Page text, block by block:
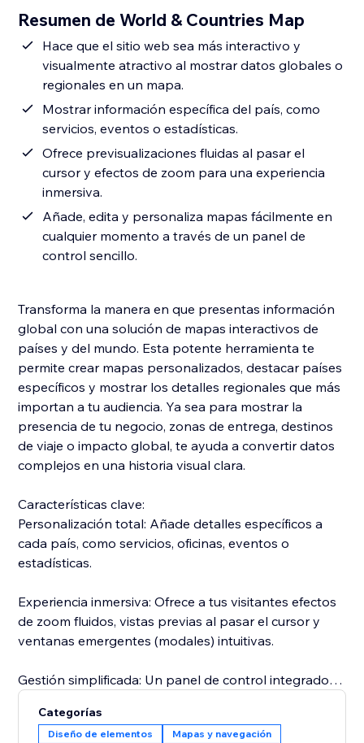
Resumen de World & Countries Map
Hace que el sitio web sea más interactivo y
visualmente atractivo al mostrar datos globales o
regionales en un mapa.
Mostrar información específica del país, como
servicios, eventos o estadísticas.
Ofrece previsualizaciones fluidas al pasar el
cursor y efectos de zoom para una experiencia
inmersiva.
Añade, edita y personaliza mapas fácilmente en
cualquier momento a través de un panel de
control sencillo.
Transforma la manera en que presentas información
global con una solución de mapas interactivos de
países y del mundo. Esta potente herramienta te
permite crear mapas personalizados, destacar países
específicos y mostrar los detalles regionales que más
importan a tu audiencia. Ya sea para mostrar la
presencia de tu negocio, zonas de entrega, destinos
de viaje o impacto global, te ayuda a convertir datos
complejos en una historia visual clara.
Características clave:
Personalización total: Añade detalles específicos a
cada país, como servicios, oficinas, eventos o
estadísticas.
Experiencia inmersiva: Ofrece a tus visitantes efectos
de zoom fluidos, vistas previas al pasar el cursor y
ventanas emergentes (modales) intuitivas.
Gestión simplificada: Un panel de control integrado te
cualquier momento.
Categorías
Diseño de elementos Mapas y navegación